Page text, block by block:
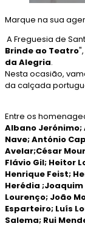
Marque na sua
A Freguesia de
Brinde ao Teatro
da Alegria.
Nesta ocasião,
da calçada
Entre os
Albano Jerónimo;
Nave; António
Avelar;César
Flávio Gil; Heitor
Henrique Feist;
Herédia
Lourenço; João
Esparteiro; Luís
Salema; Rui